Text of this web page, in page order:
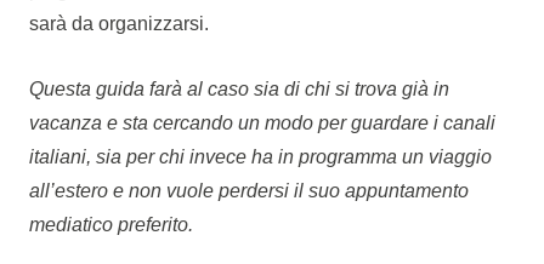
sarà da organizzarsi.
Questa guida farà al caso sia di chi si trova già in
vacanza e sta cercando un modo per guardare i canali
italiani, sia per chi invece ha in programma un viaggio
all’estero e non vuole perdersi il suo appuntamento
mediatico preferito.